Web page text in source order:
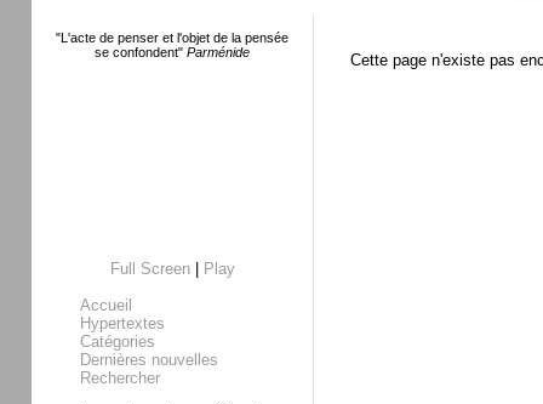
"L'acte de penser et l'objet de la pensée
se confondent" Parménide
Full Screen|
Play
Accueil
Hypertextes
Catégories
Dernières nouvelles
Rechercher
Cette page n'existe pas